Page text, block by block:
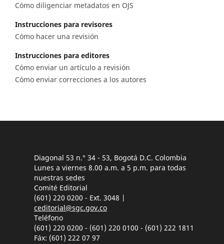
Cómo diligenciar metadatos en OJS
Instrucciones para revisores
Cómo hacer una revisión
Instrucciones para editores
Cómo enviar un artículo a revisión
Cómo enviar correcciones a los autores
Diagonal 53 n.° 34 - 53, Bogotá D.C. Colombia
Lunes a viernes 8.00 a.m. a 5 p.m. para todas
nuestras sedes
Comité Editorial
(601) 220 0200 - Ext. 3048 |
ceditorial@sgc.gov.co
Teléfono
(601) 220 0200 - (601) 220 0100 - (601) 222 1811
Fáx: (601) 222 07 97